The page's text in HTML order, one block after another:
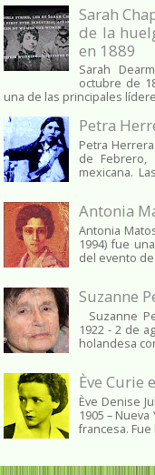
Sarah
de la
en 1889
Sarah
octubre de
una de las principales
Petra
Petra
de Febrero,
mexicana.
Antonia
Antonia
1994) fue
del evento
Suzanne
Suzanne
1922 - 2 de
holandesa
Ève Curie
Ève Denise
1905 –
francesa. Fue